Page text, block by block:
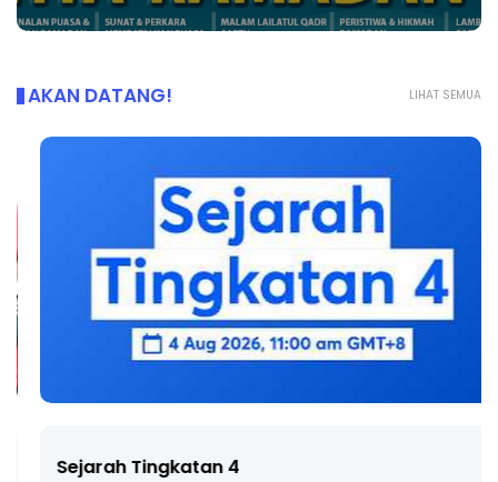
LIHAT SEMUA
AKAN DATANG!
Sejarah Tingkatan 4